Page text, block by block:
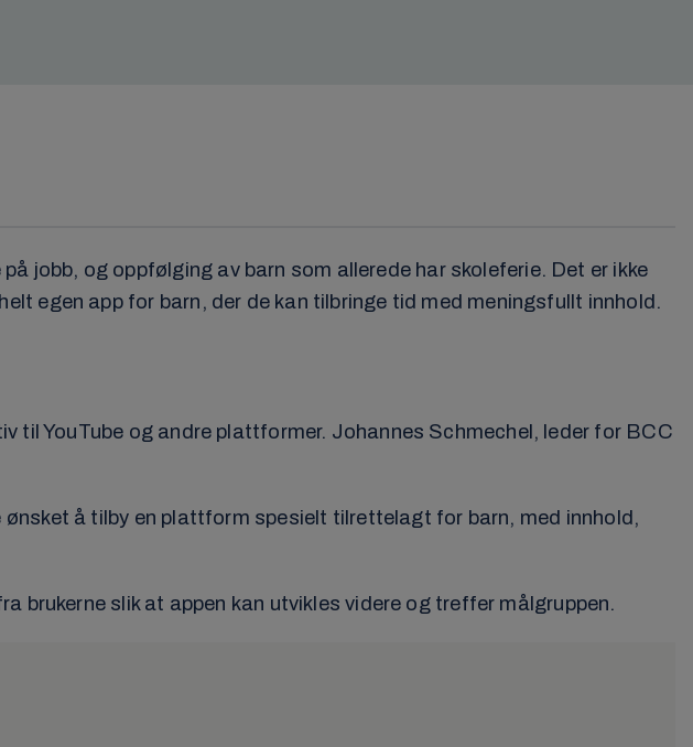
jobb, og oppfølging av barn som allerede har skoleferie. Det er ikke
egen app for barn, der de kan tilbringe tid med meningsfullt innhold.
til YouTube og andre plattformer. Johannes Schmechel, leder for BCC
å tilby en plattform spesielt tilrettelagt for barn, med innhold,
brukerne slik at appen kan utvikles videre og treffer målgruppen.